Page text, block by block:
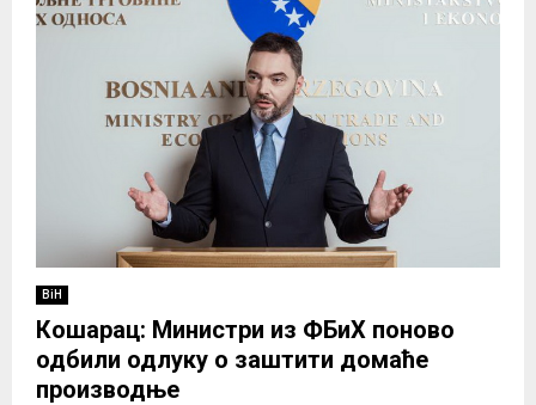
BiH
Кошарац: Министри из ФБиХ поново
одбили одлуку о заштити домаће
производње